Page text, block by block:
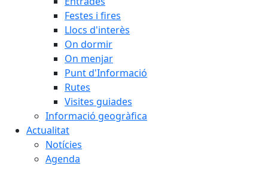
Festes i fires
Llocs d'interès
On dormir
On menjar
Punt d'Informació
Rutes
Visites guiades
Informació geogràfica
Actualitat
Notícies
Agenda